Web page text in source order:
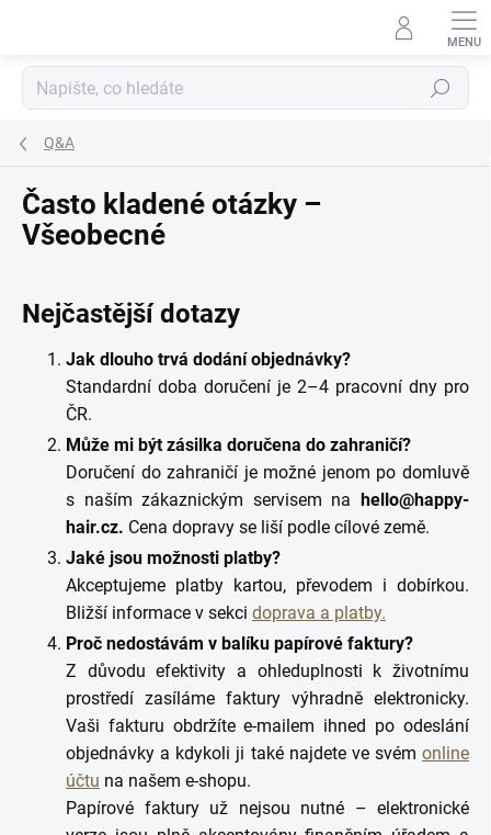
Hledat
Q&A
Často kladené otázky –
Všeobecné
Nejčastější dotazy
Jak dlouho trvá dodání objednávky?
Standardní doba doručení je 2–4 pracovní dny pro
ČR.
Může mi být zásilka doručena do zahraničí?
Doručení do zahraničí je možné jenom po domluvě
s naším zákaznickým servisem na hello@happy-
hair.cz. Cena dopravy se liší podle cílové země.
Jaké jsou možnosti platby?
Akceptujeme platby kartou, převodem i dobírkou.
Bližší informace v sekci doprava a platby.
Proč nedostávám v balíku papírové faktury?
Z důvodu efektivity a ohleduplnosti k životnímu
prostředí zasíláme faktury výhradně elektronicky.
Vaši fakturu obdržíte e-mailem ihned po odeslání
objednávky a kdykoli ji také najdete ve svém online
účtu na našem e-shopu.
Papírové faktury už nejsou nutné – elektronické